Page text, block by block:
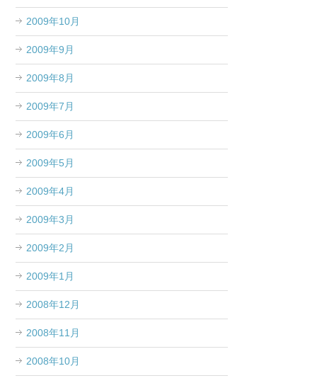
2009年10月
2009年9月
2009年8月
2009年7月
2009年6月
2009年5月
2009年4月
2009年3月
2009年2月
2009年1月
2008年12月
2008年11月
2008年10月